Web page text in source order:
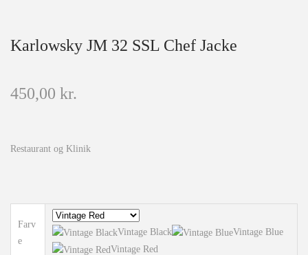
Karlowsky JM 32 SSL Chef Jacke
450,00 kr.
Restaurant og Klinik
Farv
e
Vintage Black
Vintage Blue
Vintage Red